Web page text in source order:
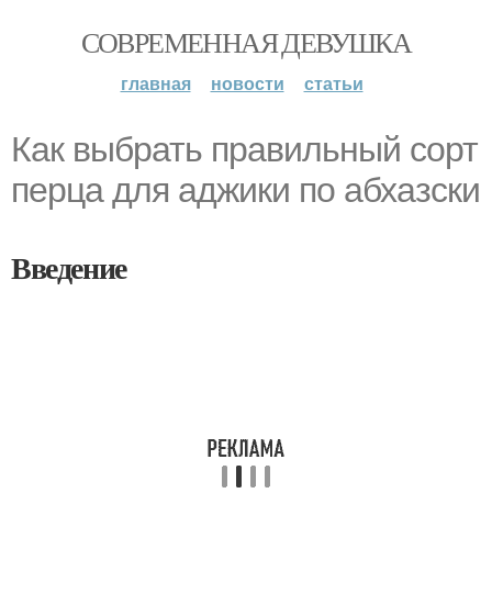
СОВРЕМЕННАЯ ДЕВУШКА
главная новости статьи
Как выбрать правильный сорт
перца для аджики по абхазски
Введение